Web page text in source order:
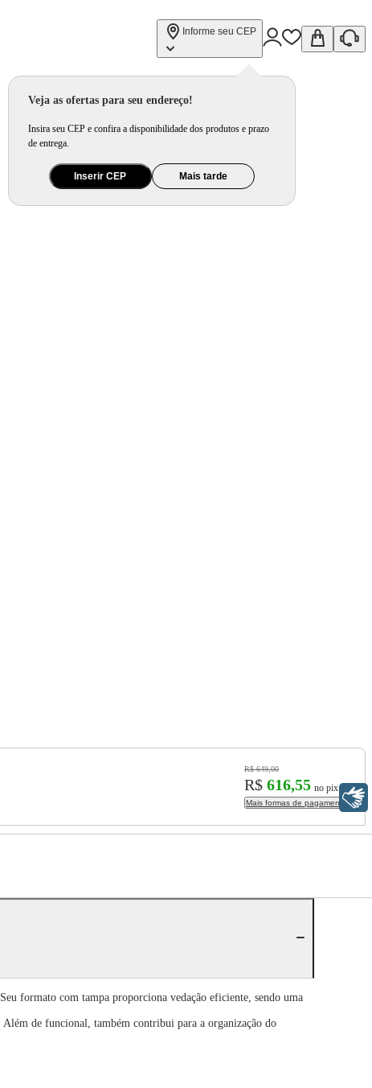
Informe seu CEP
Veja as ofertas para seu endereço!
Insira seu CEP e confira a disponibilidade dos produtos e prazo
de entrega.
Inserir CEP Mais tarde
R$ 649,00
R$ 616,55 no pix
Mais formas de pagamento
formato com tampa proporciona vedação eficiente, sendo uma
de funcional, também contribui para a organização do
Libras